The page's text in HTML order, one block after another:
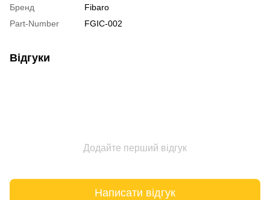
Бренд
Fibaro
Part-Number
FGIC-002
Відгуки
Додайте перший відгук
Написати відгук